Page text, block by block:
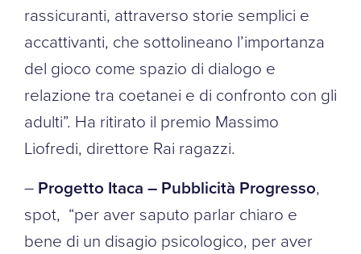
rassicuranti, attraverso storie semplici e
accattivanti, che sottolineano l’importanza
del gioco come spazio di dialogo e
relazione tra coetanei e di confronto con gli
adulti”. Ha ritirato il premio Massimo
Liofredi, direttore Rai ragazzi.
– Progetto Itaca – Pubblicità Progresso,
spot, “per aver saputo parlar chiaro e
bene di un disagio psicologico, per aver